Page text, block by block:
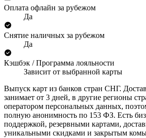
Оплата офлайн за рубежом
Да
Снятие наличных за рубежом
Да
Кэшбэк / Программа лояльности
Зависит от выбранной карты
Выпуск карт из банков стран СНГ.
занимает от 3 дней, в другие регионы
оператором персональных данных,
полную анонимность по 153 ФЗ. Есть
поддержкой, резервными картами,
уникальными скидками и закрытым